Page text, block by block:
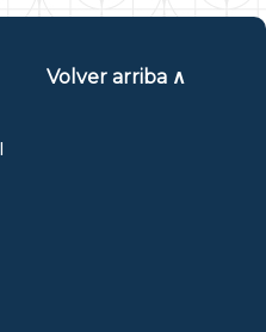
Volver arriba ∧